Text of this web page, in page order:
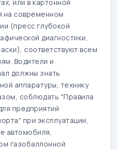
или в картонной
на современном
(пресс глубокой
диагностики,
соответствуют всем
Водители и
должны знать
аппаратуры, технику
соблюдать "Правила
предприятий
при эксплуатации,
автомобиля,
газобаллонной